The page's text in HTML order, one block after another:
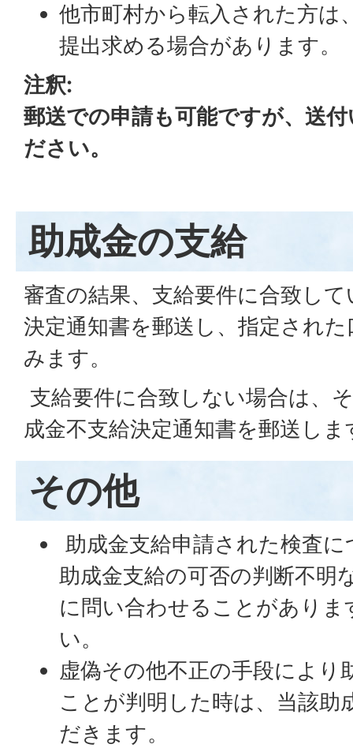
他市町村から転入された方は
提出求める場合があります。
注釈:
郵送での申請も可能ですが、送
ださい。
助成金の支給
審査の結果、支給要件に合致し
決定通知書を郵送し、指定され
みます。
支給要件に合致しない場合は、
成金不支給決定通知書を郵送しま
その他
助成金支給申請された検査
助成金支給の可否の判断不明
に問い合わせることがあり
い。
虚偽その他不正の手段により
ことが判明した時は、当該助
だきます。